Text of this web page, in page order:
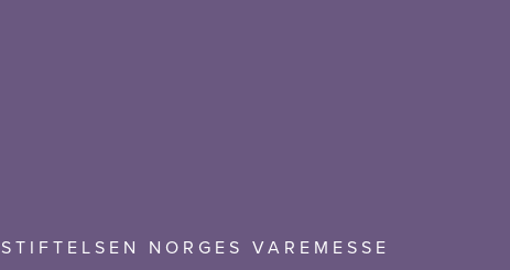
STIFTELSEN NORGES VAREMESSE